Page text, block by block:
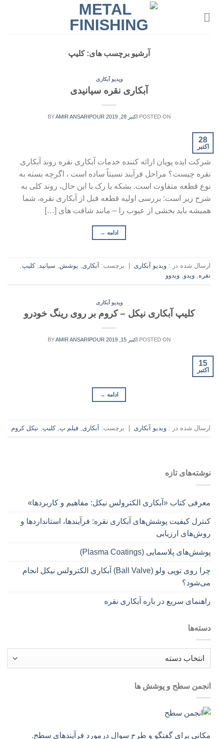
آرشیو برچسب های:کلیپ
ویدیو آبکاری
آبکاری نقره سیانیدی
POSTED ON اکتبر 28, 2019 BYAMIR ANSARIPOUR
28
اکتبر
شرکت ایده پویان ارائه کننده خدمات آبکاری نقره روند آبکاری
نقره چیست؟ مراحل فرآیند نسبتاً ساده است ، اگرچه بسته به
نوع قطعه متفاوت است. بشکه یا رک با این حال، روند کلی به
شرح زیر است: بررسی اولیه قطعه قبل از آبکاری نقره، شما
همیشه باید بخشی از عیوب را – مانند شافت های […]
ادامه →
ارسال شده در : ویدیو آبکاری برچسب: آبکاری پوشش سیانید ,کلیپ
نقره ویدو ویدوو
ویدیو آبکاری
کلیپ آبکاری نیکل – کروم بر روی رینگ خودرو
POSTED ON اکتبر 15, 2019 BYAMIR ANSARIPOUR
15
اکتبر
ادامه →
ارسال شده در : ویدیو آبکاری | برچسب: آبکاری فیلم پ ,کلیپ نیکل کروم
نوشته‌های تازه
معرفی کتاب «آبکاری الکترولس نیکل: مفاهیم و کاربردها»
کنترل کیفیت پوشش‌های آبکاری نقره: فرآیندها، استانداردها و
روش‌های ارزیابی
پوشش‌های پلاسمایی (Plasma Coatings)
چرا روی توپی‌ ولو (Ball Valve) آبکاری الکترولس نیکل انجام
می‌شود؟
راهنمای سریع در باره آبکاری نقره
دسته‌ها
دسته‌ها
انجمن سطح و پوشش ها
مکانی برای گفتگو و طرح سوال درمورد فرآیندهای سطح.